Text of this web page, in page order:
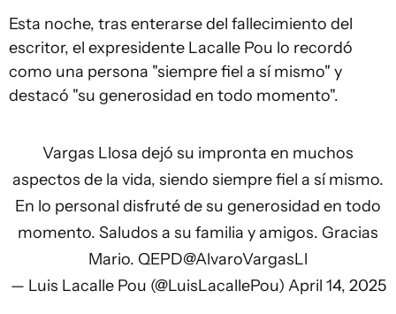
Esta noche, tras enterarse del fallecimiento del
escritor, el expresidente Lacalle Pou lo recordó
como una persona "siempre fiel a sí mismo" y
destacó "su generosidad en todo momento".
Vargas Llosa dejó su impronta en muchos
aspectos de la vida, siendo siempre fiel a sí mismo.
En lo personal disfruté de su generosidad en todo
momento. Saludos a su familia y amigos. Gracias
Mario. QEPD@AlvaroVargasLl
— Luis Lacalle Pou (@LuisLacallePou) April 14, 2025